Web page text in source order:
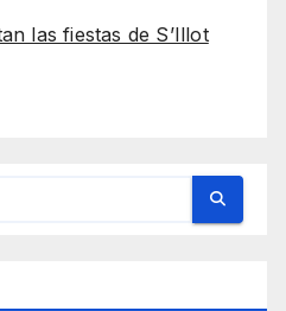
las fiestas de S’Illot